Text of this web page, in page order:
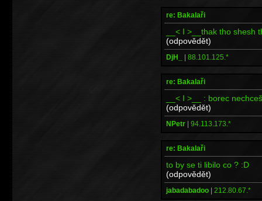
re: Bakalaři
__< I >__thak tho shesh
(odpovědět)
DjH_ | 88.101.125.*
re: Bakalaři
__< I >__ : borec
(odpovědět)
NPetr | 94.113.173.*
re: Bakalaři
to by se ti libilo co ? :D
(odpovědět)
jabadabadoo | 212.80.67.*